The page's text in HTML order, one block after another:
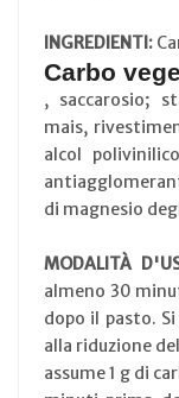
INGREDIENTI:
Carbo
, saccarosio;
mais,
alcol
di magnesio
MODALITÀ
almeno 30
dopo il pasto.
alla riduzione
assume 1 g di